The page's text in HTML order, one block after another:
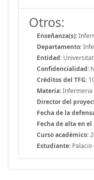
Otros:
Enseñanza(s):
Departamento:
Entidad: Universitat
Confidencialidad:
Créditos del TFG:
Materia:Infermeria
Director del
Fecha de la
Fecha de alta en
Curso académico:
Estudiante: Palacio